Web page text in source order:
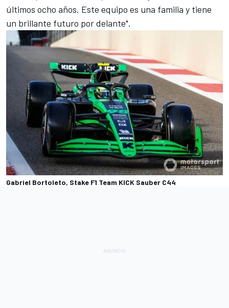
últimos ocho años. Este equipo es una familia y tiene
un brillante futuro por delante".
Gabriel Bortoleto, Stake F1 Team KICK Sauber C44